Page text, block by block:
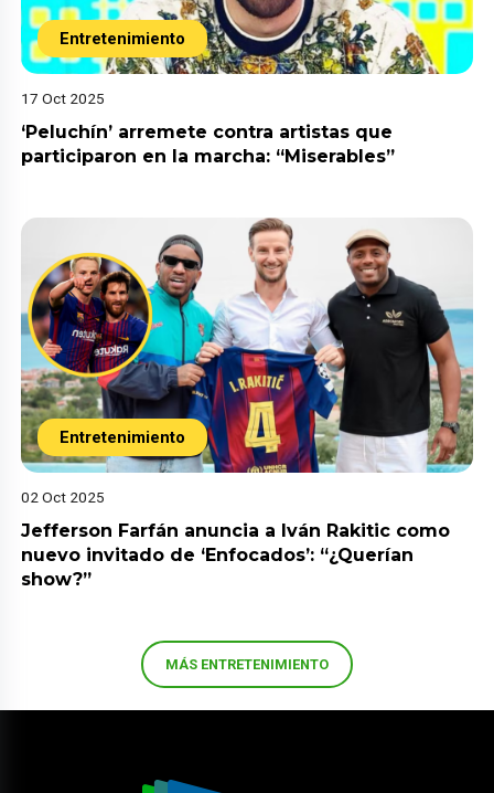
Entretenimiento
17 Oct 2025
‘Peluchín’ arremete contra artistas que
participaron en la marcha: “Miserables”
Entretenimiento
02 Oct 2025
Jefferson Farfán anuncia a Iván Rakitic como
nuevo invitado de ‘Enfocados’: “¿Querían
show?”
MÁS ENTRETENIMIENTO